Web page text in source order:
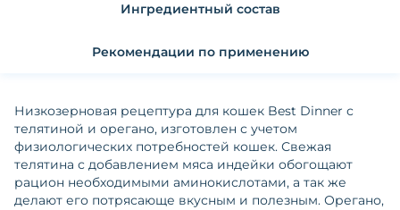
Ингредиентный состав
Рекомендации по применению
Низкозерновая рецептура для кошек Best Dinner с
телятиной и орегано, изготовлен с учетом
физиологических потребностей кошек. Свежая
телятина с добавлением мяса индейки обогощают
рацион необходимыми аминокислотами, а так же
делают его потрясающе вкусным и полезным. Орегано,